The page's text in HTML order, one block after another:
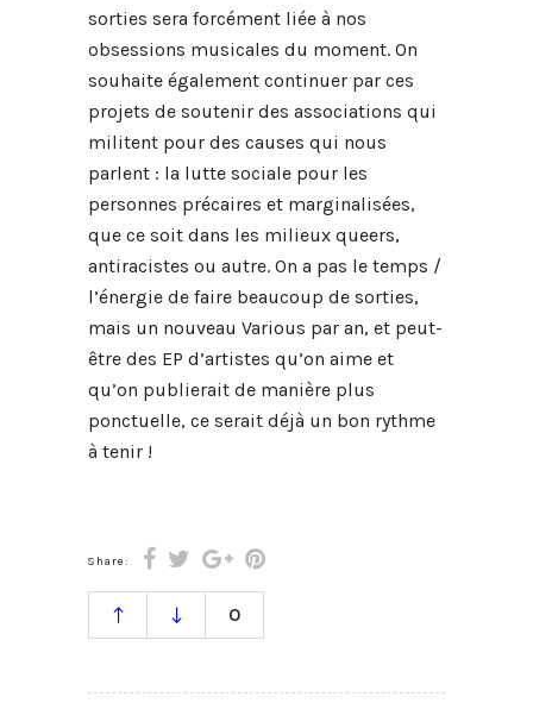
sorties sera forcément liée à nos
obsessions musicales du moment. On
souhaite également continuer par ces
projets de soutenir des associations qui
militent pour des causes qui nous
parlent : la lutte sociale pour les
personnes précaires et marginalisées,
que ce soit dans les milieux queers,
antiracistes ou autre. On a pas le temps /
l’énergie de faire beaucoup de sorties,
mais un nouveau Various par an, et peut-
être des EP d’artistes qu’on aime et
qu’on publierait de manière plus
ponctuelle, ce serait déjà un bon rythme
à tenir !
Share:
0